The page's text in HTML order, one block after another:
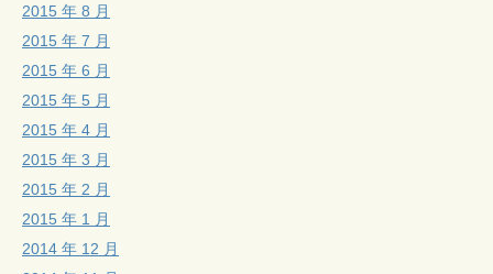
2015 年 8 月
2015 年 7 月
2015 年 6 月
2015 年 5 月
2015 年 4 月
2015 年 3 月
2015 年 2 月
2015 年 1 月
2014 年 12 月